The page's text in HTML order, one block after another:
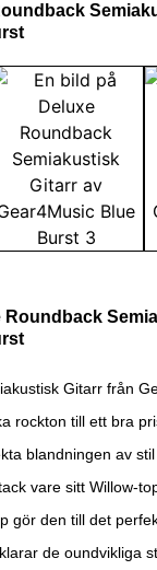
Gitarr från
rockton till ett bra
blandningen av
vare sitt Willow-
gör den till det
de oundvikliga